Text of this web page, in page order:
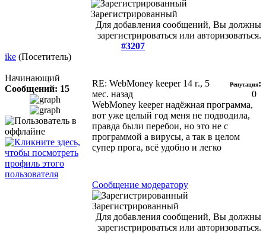
Зарегистрированный
Для добавления сообщений, Вы должны
зарегистрироваться или авторизоваться.
#3207
ike (Посетитель)
Начинающий
Сообщений: 15
RE: WebMoney keeper 14 г., 5
мес. назад
Репутация:
0
WebMoney keeper надёжная программа,
вот уже целый год меня не подводила,
правда были перебои, но это не с
программой а вирусы, а так в целом
супер прога, всё удобно и легко
Сообщение модератору
Зарегистрированный
Для добавления сообщений, Вы должны
зарегистрироваться или авторизоваться.